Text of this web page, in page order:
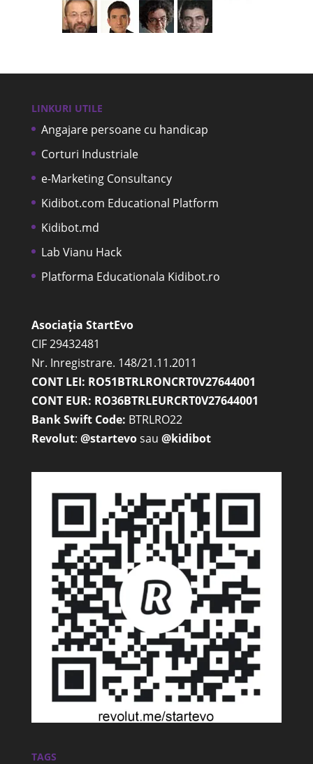
LINKURI UTILE
Angajare persoane cu handicap
Corturi Industriale
e-Marketing Consultancy
Kidibot.com Educational Platform
Kidibot.md
Lab Vianu Hack
Platforma Educationala Kidibot.ro
Asociația StartEvo
CIF 29432481
Nr. Inregistrare. 148/21.11.2011
CONT LEI: RO51BTRLRONCRT0V27644001
CONT EUR: RO36BTRLEURCRT0V27644001
Bank Swift Code: BTRLRO22
Revolut: @startevosau @kidibot
TAGS